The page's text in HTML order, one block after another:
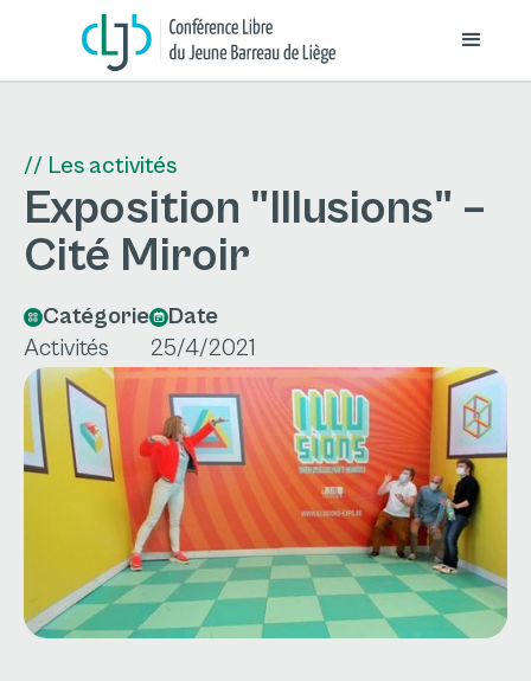
// Les activités
Exposition "Illusions" –
Cité Miroir
Catégorie
Activités
Date
25/4/2021